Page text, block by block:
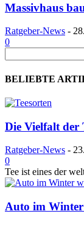
Massivhaus
Ratgeber-News -
0
BELIEBTE
Die Vielfalt der
Ratgeber-News -
0
Tee ist eines der
Auto im